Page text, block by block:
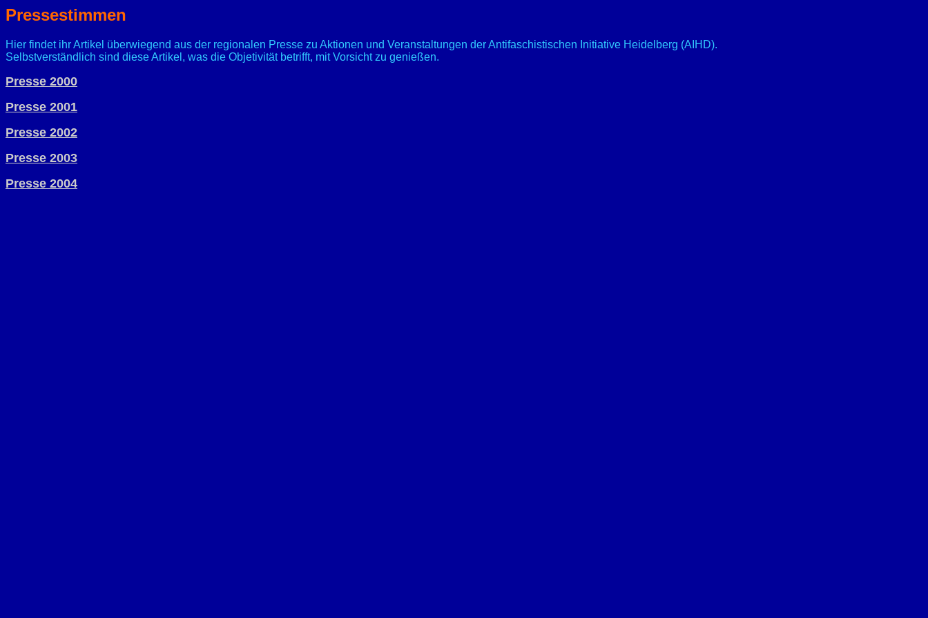
Pressestimmen
Hier findet ihr Artikel überwiegend aus der regionalen Presse zu Aktionen und Veranstaltungen der Antifaschistischen Initiative Heidelberg (AIHD).
Selbstverständlich sind diese Artikel, was die Objetivität betrifft, mit Vorsicht zu genießen.
Presse 2000
Presse 2001
Presse 2002
Presse 2003
Presse 2004